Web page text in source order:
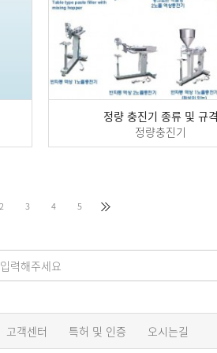
정량 충진기 종류 및 규
정량충진기
2 3 4 5
고객센터 특허 및 인증 오시는길